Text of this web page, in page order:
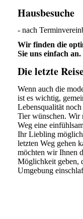
Hausbesuche
- nach
Wir finden die
Sie uns einfach an.
Die letzte
Wenn auch die
ist es wichtig,
Lebensqualität
Tier wünschen. Wir
Weg eine
Ihr Liebling
letzten Weg gehen
möchten wir Ihnen
Möglichkeit geben,
Umgebung